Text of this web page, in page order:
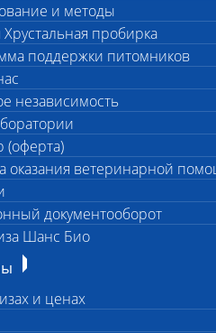
и методы
пробирка
поддержки питомников
независимость
(оферта)
оказания ветеринарной
документооборот
Шанс Био
и ценах
дозы)
и